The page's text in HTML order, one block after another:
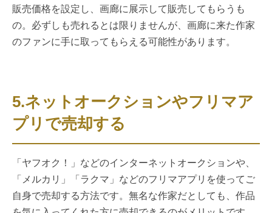
販売価格を設定し、画廊に展示して販売してもらうも
の。必ずしも売れるとは限りませんが、画廊に来た作家
のファンに手に取ってもらえる可能性があります。
5.ネットオークションやフリマア
プリで売却する
「ヤフオク！」などのインターネットオークションや、
「メルカリ」「ラクマ」などのフリマアプリを使ってご
自身で売却する方法です。無名な作家だとしても、作品